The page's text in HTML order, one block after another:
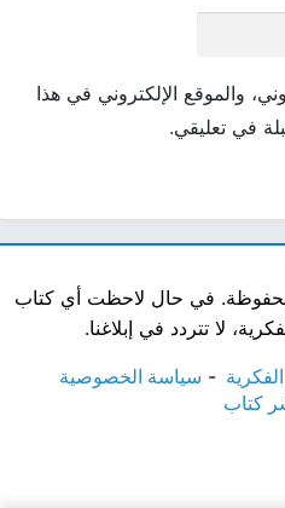
والموقع الإلكتروني في هذا
في تعليقي.
في حال لاحظت أي كتاب
لا تتردد في إبلاغنا.
سياسة الخصوصية
كتاب